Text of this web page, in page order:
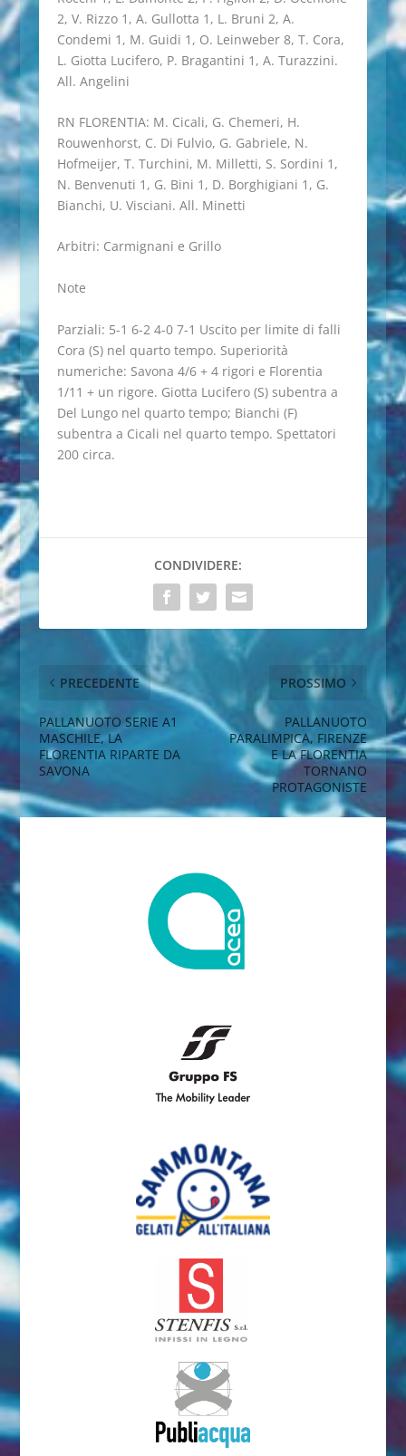
2, V. Rizzo 1, A. Gullotta 1, L. Bruni 2, A.
Condemi 1, M. Guidi 1, O. Leinweber 8, T. Cora,
L. Giotta Lucifero, P. Bragantini 1, A. Turazzini.
All. Angelini
RN FLORENTIA: M. Cicali, G. Chemeri, H.
Rouwenhorst, C. Di Fulvio, G. Gabriele, N.
Hofmeijer, T. Turchini, M. Milletti, S. Sordini 1,
N. Benvenuti 1, G. Bini 1, D. Borghigiani 1, G.
Bianchi, U. Visciani. All. Minetti
Arbitri: Carmignani e Grillo
Note
Parziali: 5-1 6-2 4-0 7-1 Uscito per limite di falli
Cora (S) nel quarto tempo. Superiorità
numeriche: Savona 4/6 + 4 rigori e Florentia
1/11 + un rigore. Giotta Lucifero (S) subentra a
Del Lungo nel quarto tempo; Bianchi (F)
subentra a Cicali nel quarto tempo. Spettatori
200 circa.
CONDIVIDERE:
PRECEDENTE
PALLANUOTO SERIE A1
MASCHILE, LA
FLORENTIA RIPARTE DA
SAVONA
PROSSIMO
PALLANUOTO
PARALIMPICA, FIRENZE
E LA FLORENTIA
TORNANO
PROTAGONISTE